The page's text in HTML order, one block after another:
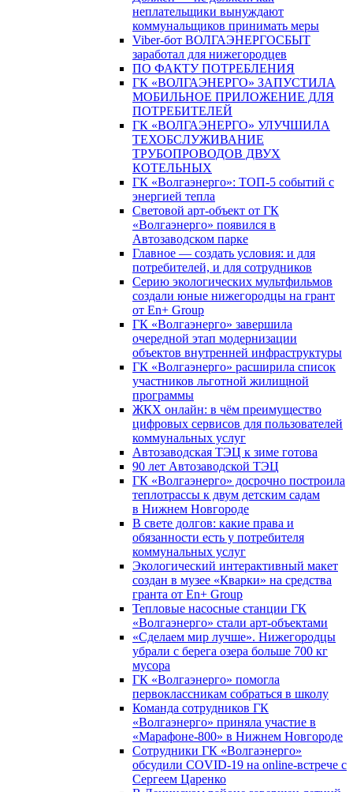
неплательщики вынуждают
коммунальщиков принимать меры
Viber-бот ВОЛГАЭНЕРГОСБЫТ
заработал для нижегородцев
ПО ФАКТУ ПОТРЕБЛЕНИЯ
ГК «ВОЛГАЭНЕРГО» ЗАПУСТИЛА
МОБИЛЬНОЕ ПРИЛОЖЕНИЕ ДЛЯ
ПОТРЕБИТЕЛЕЙ
ГК «ВОЛГАЭНЕРГО» УЛУЧШИЛА
ТЕХОБСЛУЖИВАНИЕ
ТРУБОПРОВОДОВ ДВУХ
КОТЕЛЬНЫХ
ГК «Волгаэнерго»: ТОП-5 событий с
энергией тепла
Световой арт-объект от ГК
«Волгаэнерго» появился в
Автозаводском парке
Главное — создать условия: и для
потребителей, и для сотрудников
Серию экологических мультфильмов
создали юные нижегородцы на грант
от En+ Group
ГК «Волгаэнерго» завершила
очередной этап модернизации
объектов внутренней инфраструктуры
ГК «Волгаэнерго» расширила список
участников льготной жилищной
программы
ЖКХ онлайн: в чём преимущество
цифровых сервисов для пользователей
коммунальных услуг
Автозаводская ТЭЦ к зиме готова
90 лет Автозаводской ТЭЦ
ГК «Волгаэнерго» досрочно построила
теплотрассы к двум детским садам
в Нижнем Новгороде
В свете долгов: какие права и
обязанности есть у потребителя
коммунальных услуг
Экологический интерактивный макет
создан в музее «Кварки» на средства
гранта от En+ Group
Тепловые насосные станции ГК
«Волгаэнерго» стали арт-объектами
«Сделаем мир лучше». Нижегородцы
убрали с берега озера больше 700 кг
мусора
ГК «Волгаэнерго» помогла
первоклассникам собраться в школу
Команда сотрудников ГК
«Волгаэнерго» приняла участие в
«Марафоне-800» в Нижнем Новгороде
Сотрудники ГК «Волгаэнерго»
обсудили COVID-19 на online-встрече с
Сергеем Царенко